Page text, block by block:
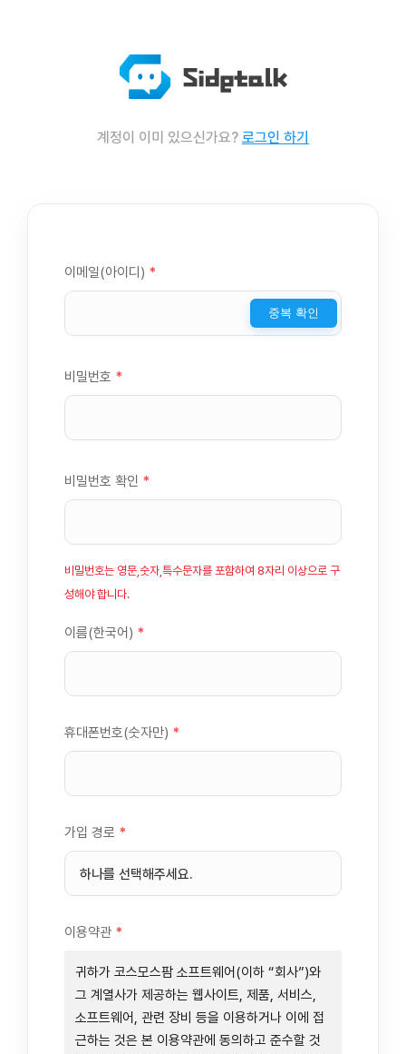
계정이 이미 있으신가요? 로그인 하기
이메일(아이디) *
중복 확인
비밀번호 *
비밀번호 확인 *
비밀번호는 영문,숫자,특수문자를 포함하여 8자리 이상으로 구
성해야 합니다.
이름(한국어) *
휴대폰번호(숫자만) *
가입 경로 *
이용약관 *
귀하가 코스모스팜 소프트웨어(이하 “회사”)와
그 계열사가 제공하는 웹사이트, 제품, 서비스,
소프트웨어, 관련 장비 등을 이용하거나 이에 접
근하는 것은 본 이용약관에 동의하고 준수할 것